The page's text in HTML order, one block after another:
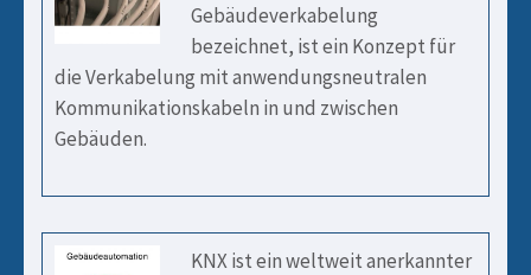
Gebäudeverkabelung
bezeichnet, ist ein Konzept für
die Verkabelung mit anwendungsneutralen
Kommunikationskabeln in und zwischen
Gebäuden.
KNX ist ein weltweit anerkannter